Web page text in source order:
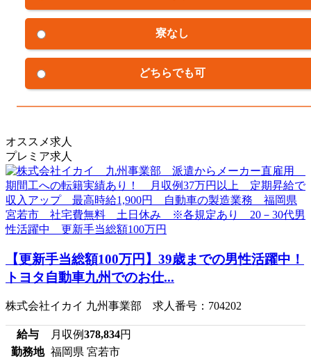
寮なし
どちらでも可
オススメ求人
プレミア求人
【更新手当総額100万円】39歳までの男性活躍中！
トヨタ自動車九州でのお仕...
株式会社イカイ 九州事業部 求人番号：704202
給与 月収例378,834円
勤務地 福岡県 宮若市